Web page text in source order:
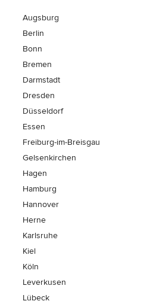
Augsburg
Berlin
Bonn
Bremen
Darmstadt
Dresden
Düsseldorf
Essen
Freiburg-im-Breisgau
Gelsenkirchen
Hagen
Hamburg
Hannover
Herne
Karlsruhe
Kiel
Köln
Leverkusen
Lübeck